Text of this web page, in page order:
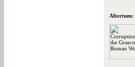
Altertum: